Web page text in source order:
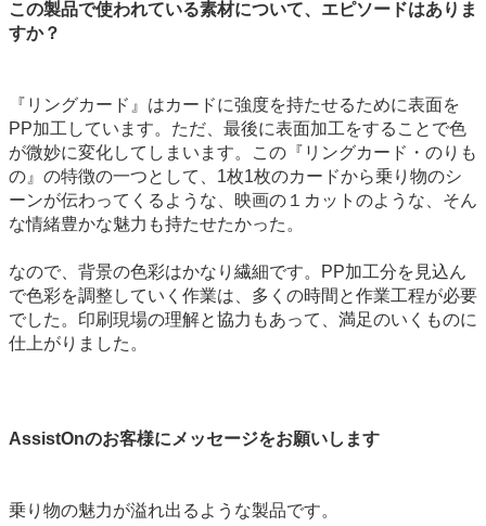
この製品で使われている素材について、エピソードはありま
すか？
『リングカード』はカードに強度を持たせるために表面を
PP加工しています。ただ、最後に表面加工をすることで色
が微妙に変化してしまいます。この『リングカード・のりも
の』の特徴の一つとして、1枚1枚のカードから乗り物のシ
ーンが伝わってくるような、映画の１カットのような、そん
な情緒豊かな魅力も持たせたかった。
なので、背景の色彩はかなり繊細です。PP加工分を見込ん
で色彩を調整していく作業は、多くの時間と作業工程が必要
でした。印刷現場の理解と協力もあって、満足のいくものに
仕上がりました。
AssistOnのお客様にメッセージをお願いします
乗り物の魅力が溢れ出るような製品です。